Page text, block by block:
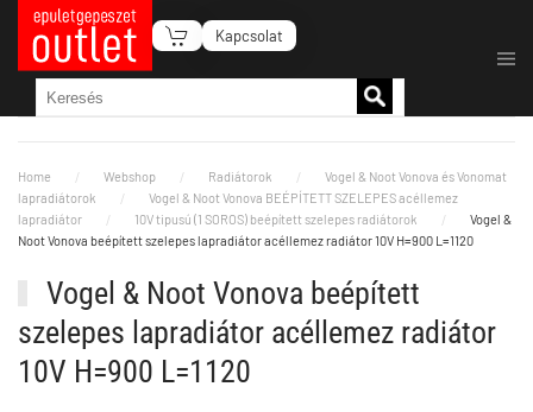
Fő tartalom átugrása
Kapcsolat
Home Webshop Radiátorok
Vogel & Noot Vonova és Vonomat
lapradiátorok
Vogel & Noot Vonova BEÉPÍTETT SZELEPES acéllemez
lapradiátor
10V tipusú (1 SOROS) beépített szelepes radiátorok
Vogel &
Noot Vonova beépített szelepes lapradiátor acéllemez radiátor 10V H=900 L=1120
Vogel & Noot Vonova beépített
szelepes lapradiátor acéllemez radiátor
10V H=900 L=1120